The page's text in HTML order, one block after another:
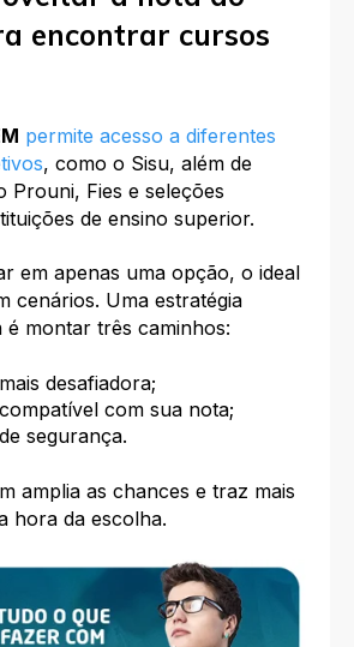
encontrar cursos
permite acesso a diferentes
, como o Sisu, além de
Prouni, Fies e seleções
de ensino superior.
em apenas uma opção, o ideal
cenários. Uma estratégia
é montar três caminhos:
desafiadora;
com sua nota;
segurança.
amplia as chances e traz mais
hora da escolha.